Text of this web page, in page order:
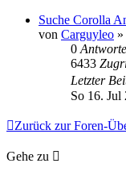
Suche Corolla
von Carguyleo »
0
6433
Letzter
So 16. Jul
Zurück zur Foren-
Gehe zu